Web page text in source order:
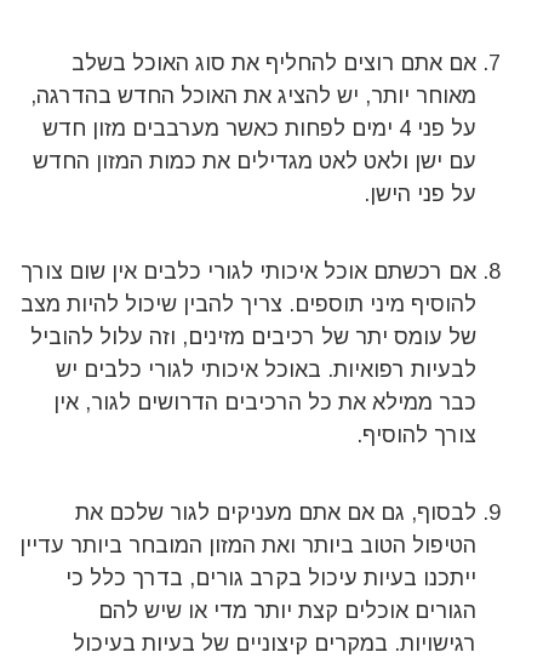
אם אתם רוצים להחליף את סוג האוכל בשלב
מאוחר יותר, יש להציג את האוכל החדש בהדרגה,
על פני 4 ימים לפחות כאשר מערבבים מזון חדש
עם ישן ולאט לאט מגדילים את כמות המזון החדש
על פני הישן.
אם רכשתם אוכל איכותי לגורי כלבים אין שום צורך
להוסיף מיני תוספים. צריך להבין שיכול להיות מצב
של עומס יתר של רכיבים מזינים, וזה עלול להוביל
לבעיות רפואיות. באוכל איכותי לגורי כלבים יש
כבר ממילא את כל הרכיבים הדרושים לגור, אין
צורך להוסיף.
לבסוף, גם אם אתם מעניקים לגור שלכם את
הטיפול הטוב ביותר ואת המזון המובחר ביותר עדיין
ייתכנו בעיות עיכול בקרב גורים, בדרך כלל כי
הגורים אוכלים קצת יותר מדי או שיש להם
רגישויות. במקרים קיצוניים של בעיות בעיכול